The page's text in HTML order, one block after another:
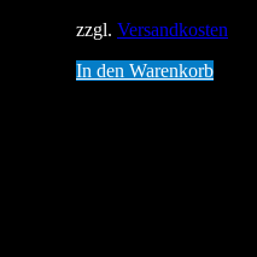
zzgl. Versandkosten
In den Warenkorb